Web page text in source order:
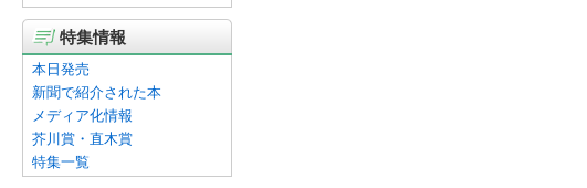
特集情報
本日発売
新聞で紹介された本
メディア化情報
芥川賞・直木賞
特集一覧